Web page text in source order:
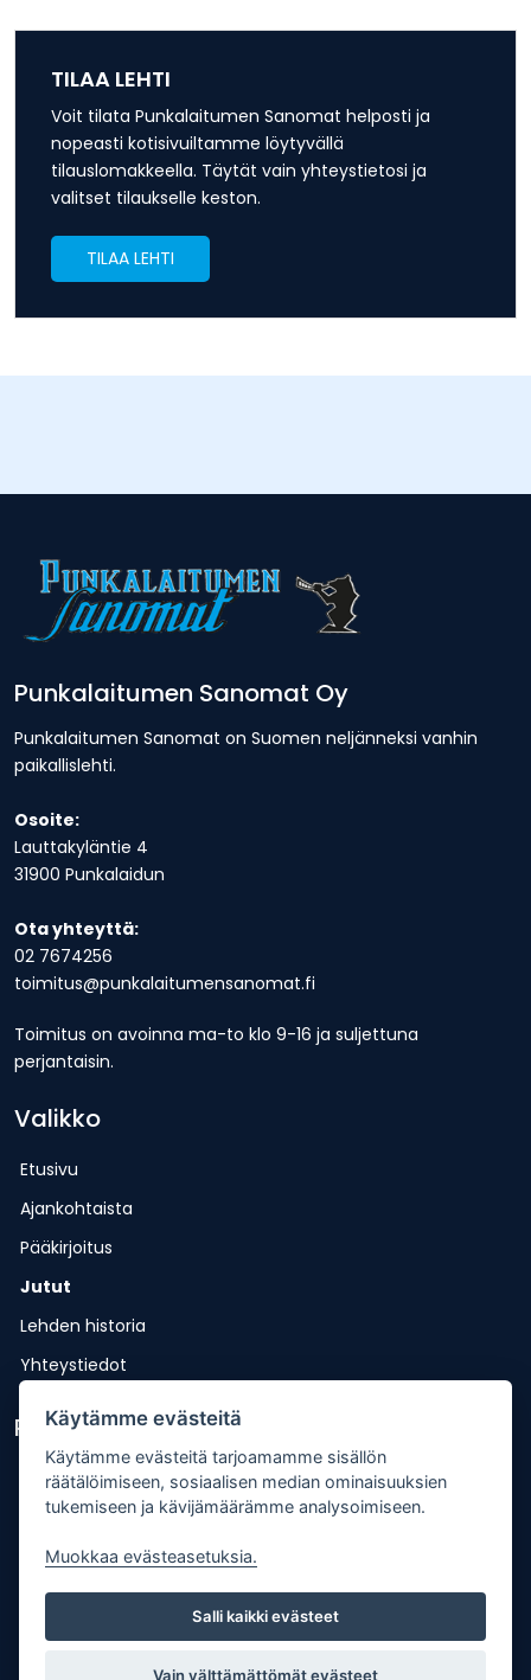
TILAA LEHTI
Voit tilata Punkalaitumen Sanomat helposti ja
nopeasti kotisivuiltamme löytyvällä
tilauslomakkeella. Täytät vain yhteystietosi ja
valitset tilaukselle keston.
TILAA LEHTI
Punkalaitumen Sanomat Oy
Punkalaitumen Sanomat on Suomen neljänneksi vanhin
paikallislehti.
Osoite:
Lauttakyläntie 4
31900 Punkalaidun
Ota yhteyttä:
02 7674256
toimitus@punkalaitumensanomat.fi
Toimitus on avoinna ma-to klo 9-16 ja suljettuna
perjantaisin.
Valikko
Etusivu
Ajankohtaista
Pääkirjoitus
Jutut
Lehden historia
Yhteystiedot
Pikalinkit
Lähetä uutisvinkki
Kopiointiohje
Mediakortti
Tilaa lehti
Osoitteenmuutos
Käytämme evästeitä
Käytämme evästeitä tarjoamamme sisällön
räätälöimiseen, sosiaalisen median ominaisuuksien
tukemiseen ja kävijämäärämme analysoimiseen.
Muokkaa evästeasetuksia.
Salli kaikki evästeet
Vain välttämättömät evästeet